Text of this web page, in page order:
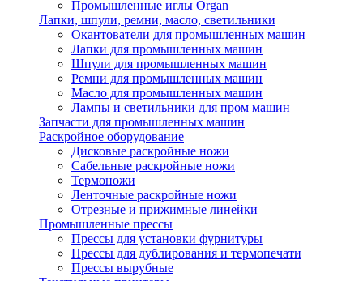
Промышленные иглы Organ
Лапки, шпули, ремни, масло, светильники
Окантователи для промышленных машин
Лапки для промышленных машин
Шпули для промышленных машин
Ремни для промышленных машин
Масло для промышленных машин
Лампы и светильники для пром машин
Запчасти для промышленных машин
Раскройное оборудование
Дисковые раскройные ножи
Сабельные раскройные ножи
Термоножи
Ленточные раскройные ножи
Отрезные и прижимные линейки
Промышленные прессы
Прессы для установки фурнитуры
Прессы для дублирования и термопечати
Прессы вырубные